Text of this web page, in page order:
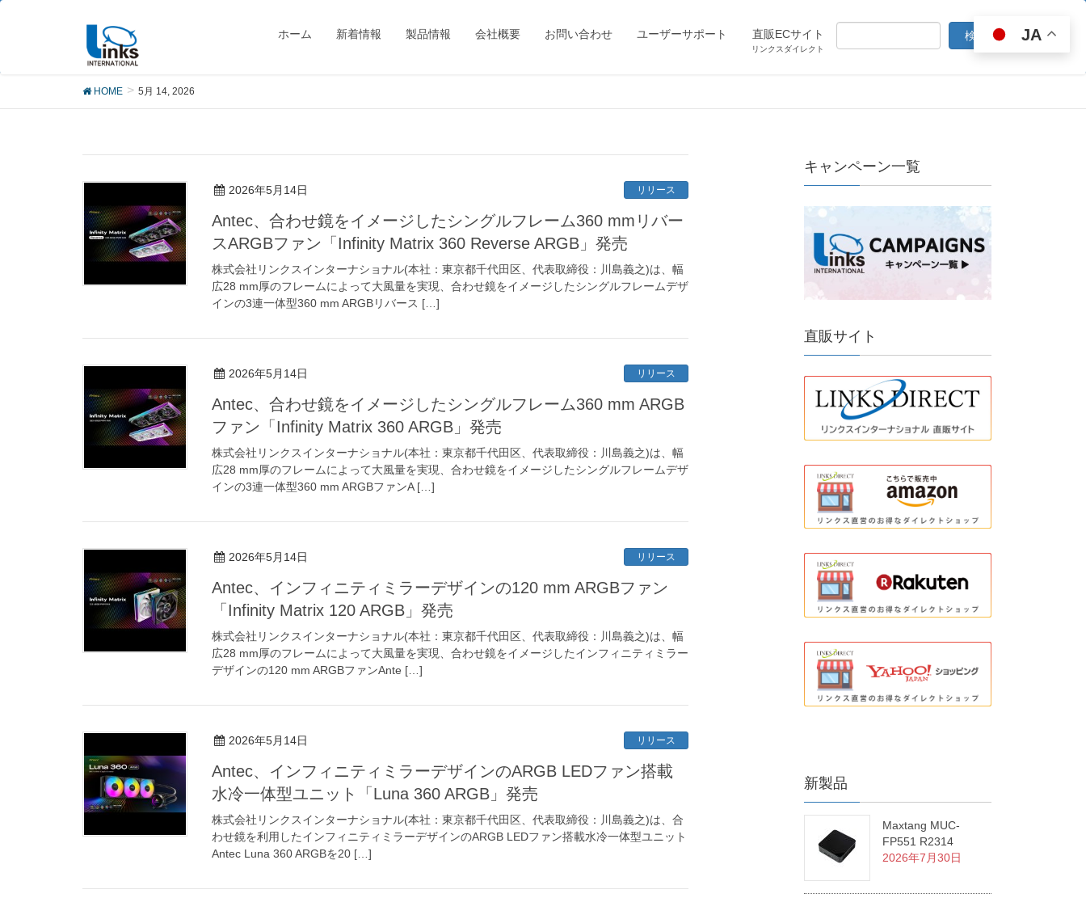
ホーム 新着情報 製品情報 会社概要 お問い合わせ ユーザーサポート 直販ECサイト
リンクスダイレクト
5月 14, 2026
HOME 5月 14, 2026
2026年5月14日 リリース
Antec、合わせ鏡をイメージしたシングルフレーム360 mmリバー
スARGBファン「Infinity Matrix 360 Reverse ARGB」発売
株式会社リンクスインターナショナル(本社：東京都千代田区、代表取締役：川島義之)は、幅
広28 mm厚のフレームによって大風量を実現、合わせ鏡をイメージしたシングルフレームデザ
インの3連一体型360 mm ARGBリバース […]
2026年5月14日 リリース
Antec、合わせ鏡をイメージしたシングルフレーム360 mm ARGB
ファン「Infinity Matrix 360 ARGB」発売
株式会社リンクスインターナショナル(本社：東京都千代田区、代表取締役：川島義之)は、幅
広28 mm厚のフレームによって大風量を実現、合わせ鏡をイメージしたシングルフレームデザ
インの3連一体型360 mm ARGBファンA […]
2026年5月14日 リリース
Antec、インフィニティミラーデザインの120 mm ARGBファン
「Infinity Matrix 120 ARGB」発売
株式会社リンクスインターナショナル(本社：東京都千代田区、代表取締役：川島義之)は、幅
広28 mm厚のフレームによって大風量を実現、合わせ鏡をイメージしたインフィニティミラー
デザインの120 mm ARGBファンAnte […]
2026年5月14日 リリース
Antec、インフィニティミラーデザインのARGB LEDファン搭載
水冷一体型ユニット「Luna 360 ARGB」発売
株式会社リンクスインターナショナル(本社：東京都千代田区、代表取締役：川島義之)は、合
わせ鏡を利用したインフィニティミラーデザインのARGB LEDファン搭載水冷一体型ユニット
Antec Luna 360 ARGBを20 […]
キャンペーン一覧
直販サイト
新製品
Maxtang MUC-
FP551 R2314
2026年7月30日
JA